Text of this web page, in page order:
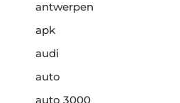
antwerpen
apk
audi
auto
auto 3000